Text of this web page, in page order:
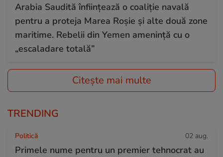
Arabia Saudită înființează o coaliție navală
pentru a proteja Marea Roșie și alte două zone
maritime. Rebelii din Yemen amenință cu o
„escaladare totală”
Citește mai multe
TRENDING
Politică 02 aug.
Primele nume pentru un premier tehnocrat au